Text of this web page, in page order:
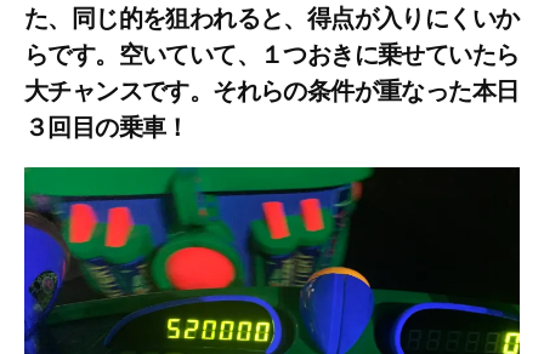
た、同じ的を狙われると、得点が入りにくいか
らです。空いていて、１つおきに乗せていたら
大チャンスです。それらの条件が重なった本日
３回目の乗車！